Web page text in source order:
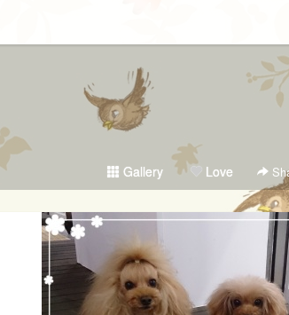
Gallery Love